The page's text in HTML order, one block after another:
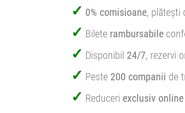
0% comisioane, plătești
Bilete rambursabile
Disponibil 24/7, rezervi
Peste 200 companii de
Reduceri exclusiv online